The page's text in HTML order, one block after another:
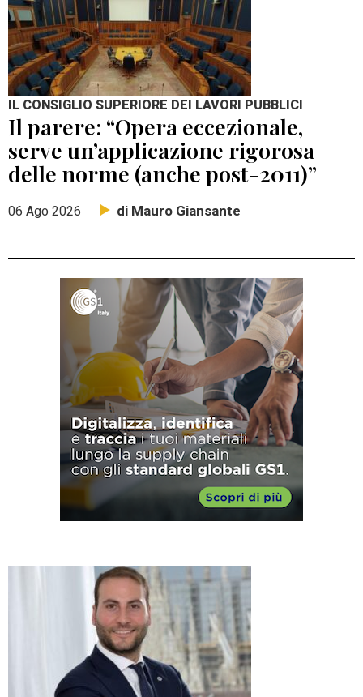
IL CONSIGLIO SUPERIORE DEI LAVORI PUBBLICI
Il parere: “Opera eccezionale,
serve un’applicazione rigorosa
delle norme (anche post-2011)”
06 Ago 2026 di Mauro Giansante